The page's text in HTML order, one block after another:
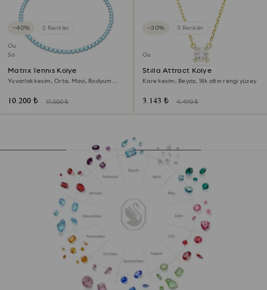
−40% 2 Renkler
Outlet
Son Şans
Matrix Tennis Kolye
Yuvarlak kesim, Orta, Mavi, Rodyum
10.200 ₺ 17.000 ₺
−30% 3 Renkler
Outlet
Stilla Attract Kolye
Kare kesim, Beyaz, 18k altın rengi yüzey
3.143 ₺ 4.490 ₺